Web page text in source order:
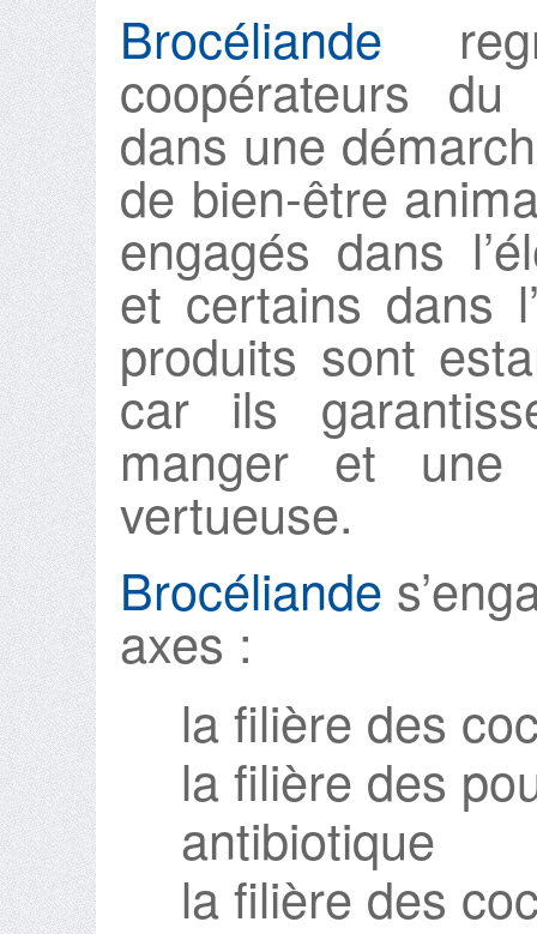
Brocéliande
coopérateurs
dans une
de bien-être
engagés dans
et certains dans
produits sont
car ils
manger et une
vertueuse.
Brocéliande
axes :
la filière des
la filière des
antibiotique
la filière des